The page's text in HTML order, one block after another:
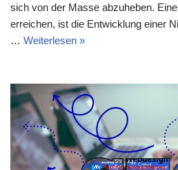
sich von der Masse abzuheben.
erreichen, ist die Entwicklung einer
… Weiterlesen »